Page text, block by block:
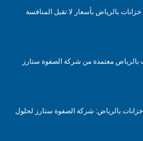
بالرياض بأسعار لا تقبل المنافسة
معتمدة من شركة الصفوة ستارز
بالرياض: شركة الصفوة ستارز لحلول